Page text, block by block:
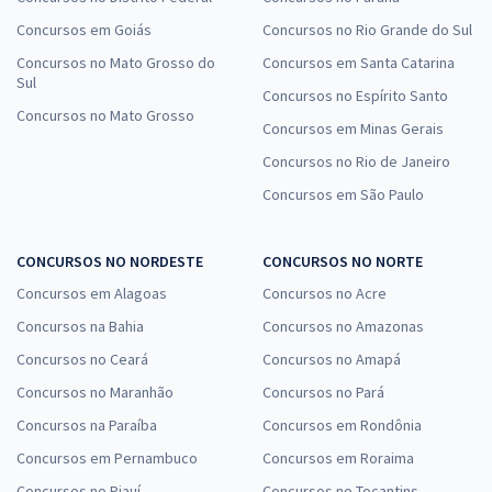
Concursos em Goiás
Concursos no Mato Grosso do
Sul
Concursos no Mato Grosso
Concursos no Rio Grande do Sul
Concursos em Santa Catarina
Concursos no Espírito Santo
Concursos em Minas Gerais
Concursos no Rio de Janeiro
Concursos em São Paulo
CONCURSOS NO NORDESTE
Concursos em Alagoas
Concursos na Bahia
Concursos no Ceará
Concursos no Maranhão
Concursos na Paraíba
Concursos em Pernambuco
CONCURSOS NO NORTE
Concursos no Acre
Concursos no Amazonas
Concursos no Amapá
Concursos no Pará
Concursos em Rondônia
Concursos em Roraima